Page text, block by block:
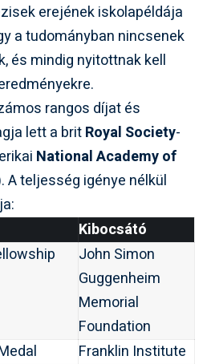
erejének iskolapéldája
a tudományban nincsenek
és mindig nyitottnak kell
rangos díjat és
lett a britRoyal Society-
National Academy of
A teljesség igénye nélkül
Kibocsátó
John Simon
Guggenheim
Memorial
Foundation
Franklin Institute